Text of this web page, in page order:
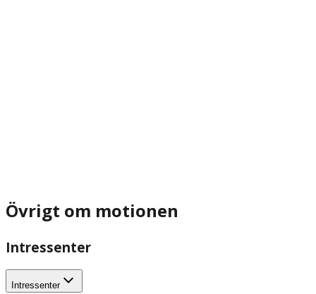
Övrigt om motionen
Intressenter
Intressenter